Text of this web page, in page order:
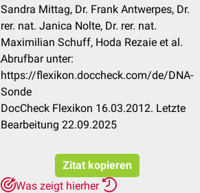
Sandra Mittag, Dr. Frank Antwerpes, Dr.
rer. nat. Janica Nolte, Dr. rer. nat.
Maximilian Schuff, Hoda Rezaie et al.
Abrufbar unter:
https://flexikon.doccheck.com/de/DNA-
Sonde
DocCheck Flexikon 16.03.2012. Letzte
Bearbeitung 22.09.2025
Zitat kopieren
Was zeigt hierher